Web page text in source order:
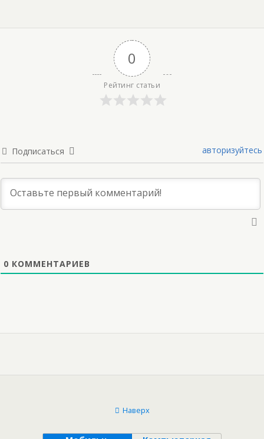
0
Рейтинг статьи
Подписаться авторизуйтесь
0 КОММЕНТАРИЕВ
Наверх